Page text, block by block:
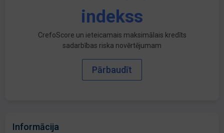
indekss
CrefoScore un ieteicamais maksimālais kredīts
sadarbības riska novērtējumam
Pārbaudīt
Informācija